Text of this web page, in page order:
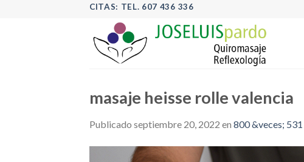
CITAS: TEL. 607 436 336
masaje heisse rolle valencia
Publicado septiembre 20, 2022 en 800 &veces; 531